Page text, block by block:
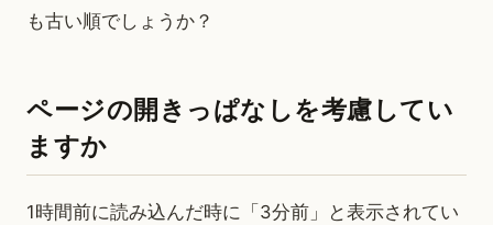
も古い順でしょうか？
ページの開きっぱなしを考慮してい
ますか
1時間前に読み込んだ時に「3分前」と表示されてい